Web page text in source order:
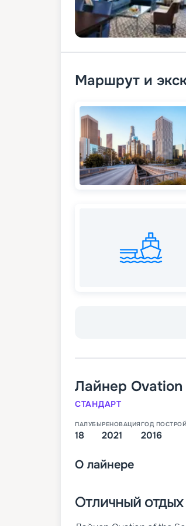
Маршрут и
Лайнер
СТАНДАРТ
ПАЛУБЫ
18
РЕНОВАЦИЯ
2021
ГОД
2016
О лайнере
Отличный